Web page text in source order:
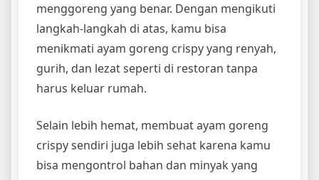
menggoreng yang benar. Dengan mengikuti
langkah-langkah di atas, kamu bisa
menikmati ayam goreng crispy yang renyah,
gurih, dan lezat seperti di restoran tanpa
harus keluar rumah.
Selain lebih hemat, membuat ayam goreng
crispy sendiri juga lebih sehat karena kamu
bisa mengontrol bahan dan minyak yang